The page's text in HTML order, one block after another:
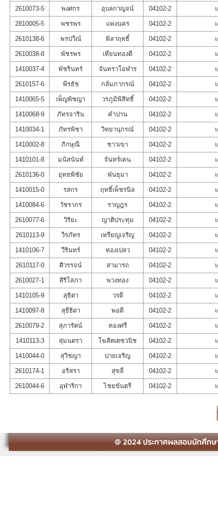
2610073-5 พงศกร อุบลกาญจน์ 04102-2
2810005-5 พชรพร แพ่งนคร 04102-2
2610138-6 พรปวีณ์ พิลาฤทธิ์ 04102-2
2610038-8 พัชรพร เทียนทองดี 04102-2
1410037-4 พัชรินทร์ จันทราโอฬาร 04102-2
2610157-6 พีรธัช กลั่มภากรณ์ 04102-2
1410065-5 เพ็ญพิชญา วรภูมิพิสิทธิ์ 04102-2
1410068-9 ภัทรจาริน คำปาน 04102-2
1410034-1 ภัทรพิชา วิทยานุกรณ์ 04102-2
1410002-8 ภิกษุณี ชาวเขา 04102-2
1410101-8 มนัสนันท์ จันทร์เคน 04102-2
2610136-0 ยุทธพิชัย พันธุมา 04102-2
1410015-0 รสกร ฤทธิ์เพ็ชรนิล 04102-2
1410084-6 วัชรากร ราญฎร 04102-2
2610077-6 วิริยะ ญาติประทุม 04102-2
2610113-9 วีรภัทร เหรียญเจริญ 04102-2
1410106-7 วีรินทร์ ทองเปลว 04102-2
2610117-0 ศิวรรจน์ สามารถ 04102-2
2610027-1 สิริโสภา พวงทอง 04102-2
1410105-9 สุธิตา วรดี 04102-2
1410097-8 สุธีธิดา พอดี 04102-2
2610079-2 สุภารัตน์ ทองศรี 04102-2
1410113-3 สุมนตรา โฆสิตเตชวนิช 04102-2
1410044-0 สุวิชญา บ่ายเจริญ 04102-2
2610174-1 อริสรา สุขลี่ 04102-2
2610044-6 อุฬาริกา ไชยขันตรี 04102-2